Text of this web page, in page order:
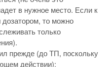
в нужное место. Если к
дозатором, то можно
только
прежде (до ТП, поскольку
действии):